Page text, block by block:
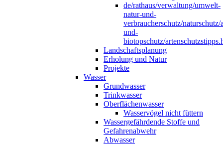
de/rathaus/verwaltung/umwelt-
natur-und-
verbraucherschutz/naturschutz/
und-
biotopschutz/
Landschaftsplanung
Erholung und Natur
Projekte
Wasser
Grundwasser
Trinkwasser
Oberflächenwasser
Wasservögel nicht füttern
Wassergefährdende Stoffe und
Gefahrenabwehr
Abwasser